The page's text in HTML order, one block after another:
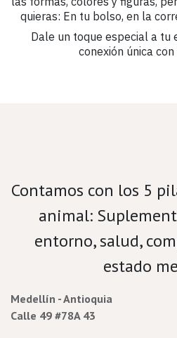
quieras: En tu bolso, en la
Dale un toque especial a tu
conexión única
Contamos con los 5
animal:
entorno, salud,
estado
Medellín - Antioquia
Calle 49 #78A 43